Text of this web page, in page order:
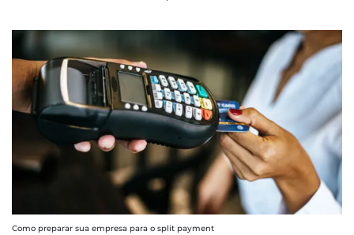
Como preparar sua empresa para o split payment